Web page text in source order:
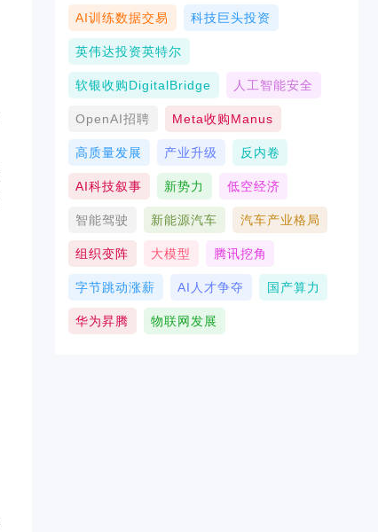
AI训练数据交易 科技巨头投资
英伟达投资英特尔
软银收购DigitalBridge 人工智能安全
OpenAI招聘 Meta收购Manus
高质量发展 产业升级 反内卷
AI科技叙事 新势力 低空经济
智能驾驶 新能源汽车 汽车产业格局
组织变阵 大模型 腾讯挖角
字节跳动涨薪 AI人才争夺 国产算力
华为昇腾 物联网发展